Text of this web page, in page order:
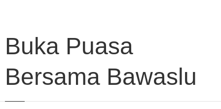
Buka Puasa
Bersama Bawaslu